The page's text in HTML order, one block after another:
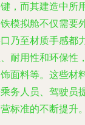
，而其建造中所
模拟舱不仅需要
乃至材质手感都
耐用性和环保性
面料等。这些材
务人员、驾驶员
标准的不断提升。